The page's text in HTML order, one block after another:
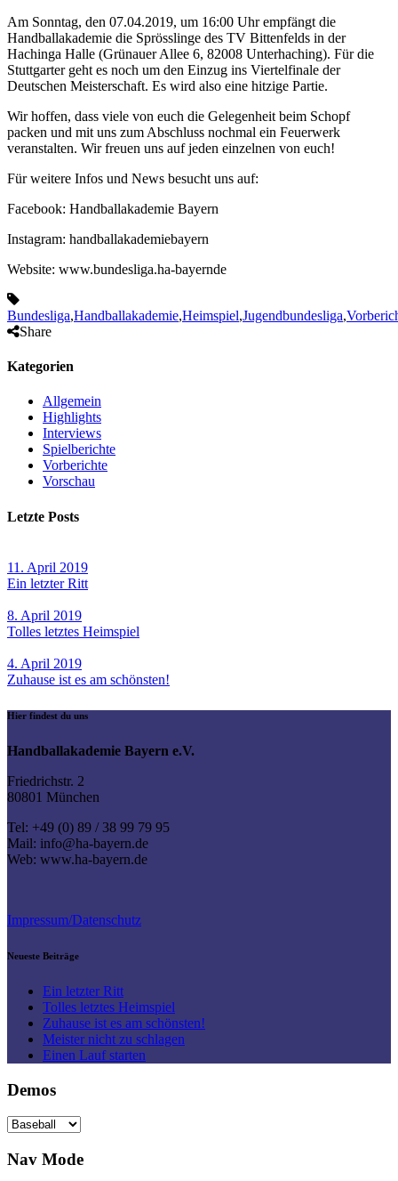
Am Sonntag, den 07.04.2019, um 16:00 Uhr empfängt die
Handballakademie die Sprösslinge des TV Bittenfelds in der
Hachinga Halle (Grünauer Allee 6, 82008 Unterhaching). Für die
Stuttgarter geht es noch um den Einzug ins Viertelfinale der
Deutschen Meisterschaft. Es wird also eine hitzige Partie.
Wir hoffen, dass viele von euch die Gelegenheit beim Schopf
packen und mit uns zum Abschluss nochmal ein Feuerwerk
veranstalten. Wir freuen uns auf jeden einzelnen von euch!
Für weitere Infos und News besucht uns auf:
Facebook: Handballakademie Bayern
Instagram: handballakademiebayern
Website: www.bundesliga.ha-bayernde
Bundesliga,Handballakademie,Heimspiel,Jugendbundesliga,
Share
Kategorien
Allgemein
Highlights
Interviews
Spielberichte
Vorberichte
Vorschau
Letzte Posts
11. April 2019
Ein letzter Ritt
8. April 2019
Tolles letztes Heimspiel
4. April 2019
Zuhause ist es am schönsten!
Hier findest du uns
Handballakademie Bayern e.V.
Friedrichstr. 2
80801 München
Tel: +49 (0) 89 / 38 99 79 95
Mail: info@ha-bayern.de
Web: www.ha-bayern.de
Impressum/Datenschutz
Neueste Beiträge
Ein letzter Ritt
Tolles letztes Heimspiel
Zuhause ist es am schönsten!
Meister nicht zu schlagen
Einen Lauf starten
Demos
Nav Mode